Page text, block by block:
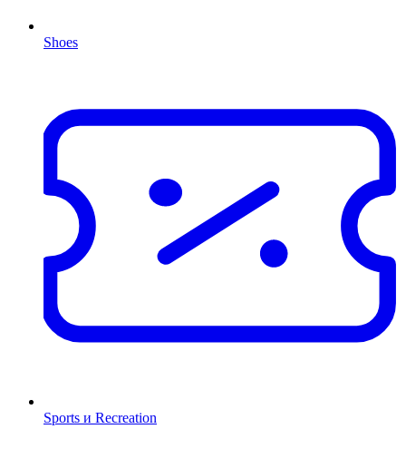
Shoes
Sports и Recreation